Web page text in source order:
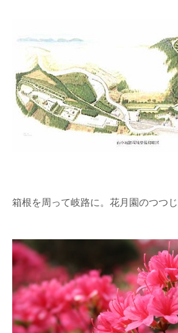
箱根を周って岐路に。花月園のつつじ